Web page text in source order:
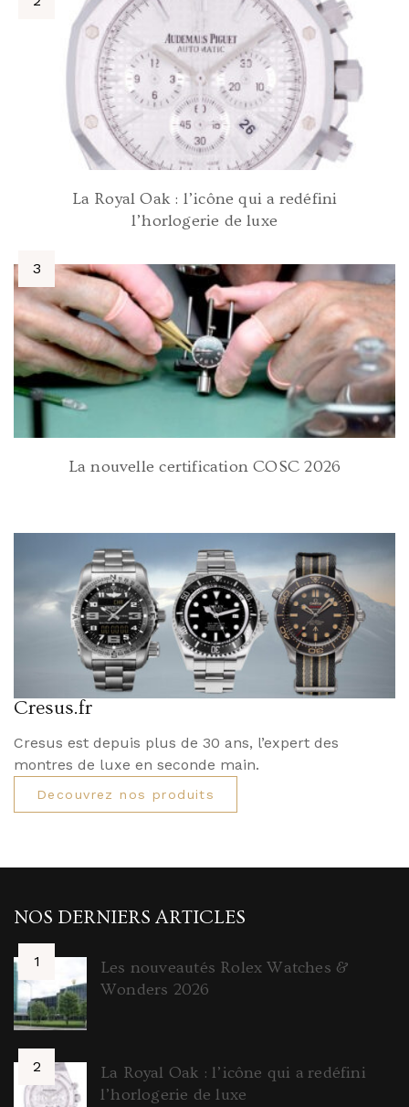
La Royal Oak : l’icône qui a redéfini
l’horlogerie de luxe
La nouvelle certification COSC 2026
Cresus.fr
Cresus est depuis plus de 30 ans, l’expert des
montres de luxe en seconde main.
Decouvrez nos produits
NOS DERNIERS ARTICLES
Les nouveautés Rolex Watches &
Wonders 2026
La Royal Oak : l’icône qui a redéfini
l’horlogerie de luxe